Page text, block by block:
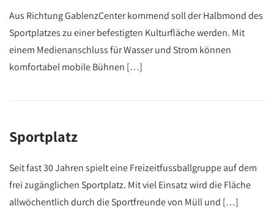
Aus Richtung GablenzCenter kommend soll der Halbmond des
Sportplatzes zu einer befestigten Kulturfläche werden. Mit
einem Medienanschluss für Wasser und Strom können
komfortabel mobile Bühnen […]
Sportplatz
Seit fast 30 Jahren spielt eine Freizeitfussballgruppe auf dem
frei zugänglichen Sportplatz. Mit viel Einsatz wird die Fläche
allwöchentlich durch die Sportfreunde von Müll und […]